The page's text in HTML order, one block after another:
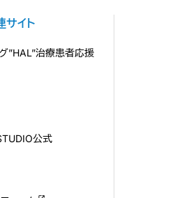
サイト
”HAL”治療患者応援
公式